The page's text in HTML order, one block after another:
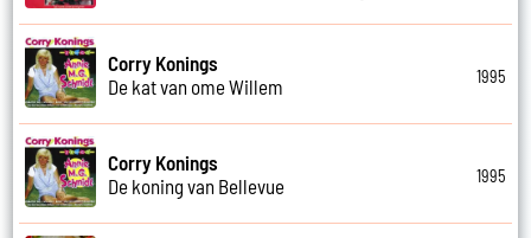
Corry Konings
De kat van ome Willem
1995
Corry Konings
De koning van Bellevue
1995